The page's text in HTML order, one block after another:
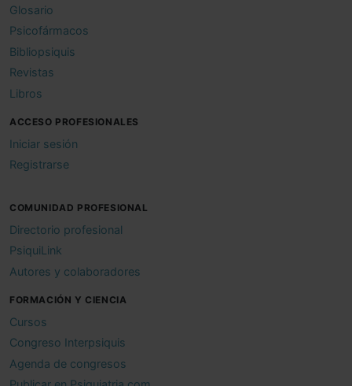
Glosario
Psicofármacos
Bibliopsiquis
Revistas
Libros
ACCESO PROFESIONALES
Iniciar sesión
Registrarse
COMUNIDAD PROFESIONAL
Directorio profesional
PsiquiLink
Autores y colaboradores
FORMACIÓN Y CIENCIA
Cursos
Congreso Interpsiquis
Agenda de congresos